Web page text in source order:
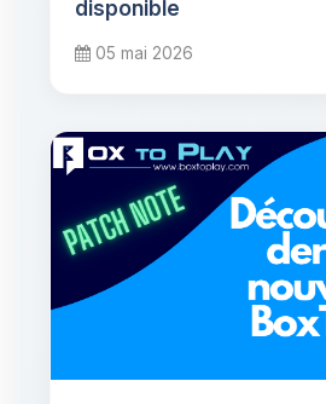
disponible
05 mai 2026